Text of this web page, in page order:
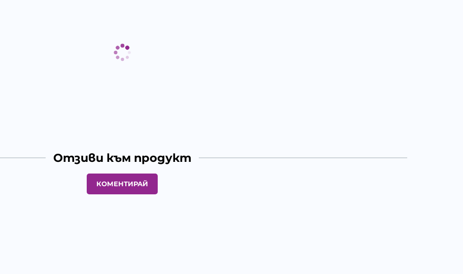
Отзиви към продукт
КОМЕНТИРАЙ